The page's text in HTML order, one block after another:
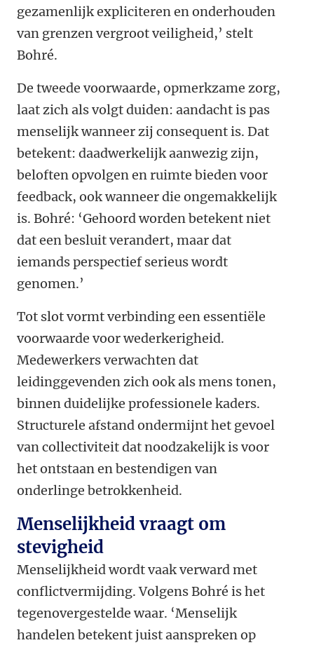
gezamenlijk expliciteren en onderhouden
van grenzen vergroot veiligheid,’ stelt
Bohré.
De tweede voorwaarde, opmerkzame zorg,
laat zich als volgt duiden: aandacht is pas
menselijk wanneer zij consequent is. Dat
betekent: daadwerkelijk aanwezig zijn,
beloften opvolgen en ruimte bieden voor
feedback, ook wanneer die ongemakkelijk
is. Bohré: ‘Gehoord worden betekent niet
dat een besluit verandert, maar dat
iemands perspectief serieus wordt
genomen.’
Tot slot vormt verbinding een essentiële
voorwaarde voor wederkerigheid.
Medewerkers verwachten dat
leidinggevenden zich ook als mens tonen,
binnen duidelijke professionele kaders.
Structurele afstand ondermijnt het gevoel
van collectiviteit dat noodzakelijk is voor
het ontstaan en bestendigen van
onderlinge betrokkenheid.
Menselijkheid vraagt om
stevigheid
Menselijkheid wordt vaak verward met
conflictvermijding. Volgens Bohré is het
tegenovergestelde waar. ‘Menselijk
handelen betekent juist aanspreken op